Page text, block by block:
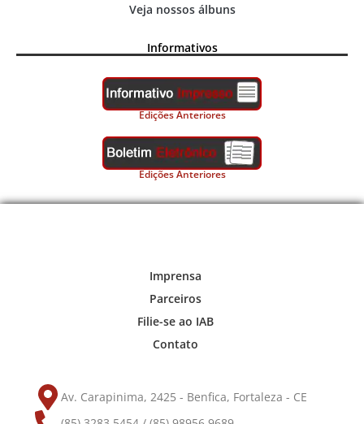
Veja nossos álbuns
Informativos
Edições Anteriores
Edições Anteriores
Imprensa
Parceiros
Filie-se ao IAB
Contato
Av. Carapinima, 2425 - Benfica, Fortaleza - CE